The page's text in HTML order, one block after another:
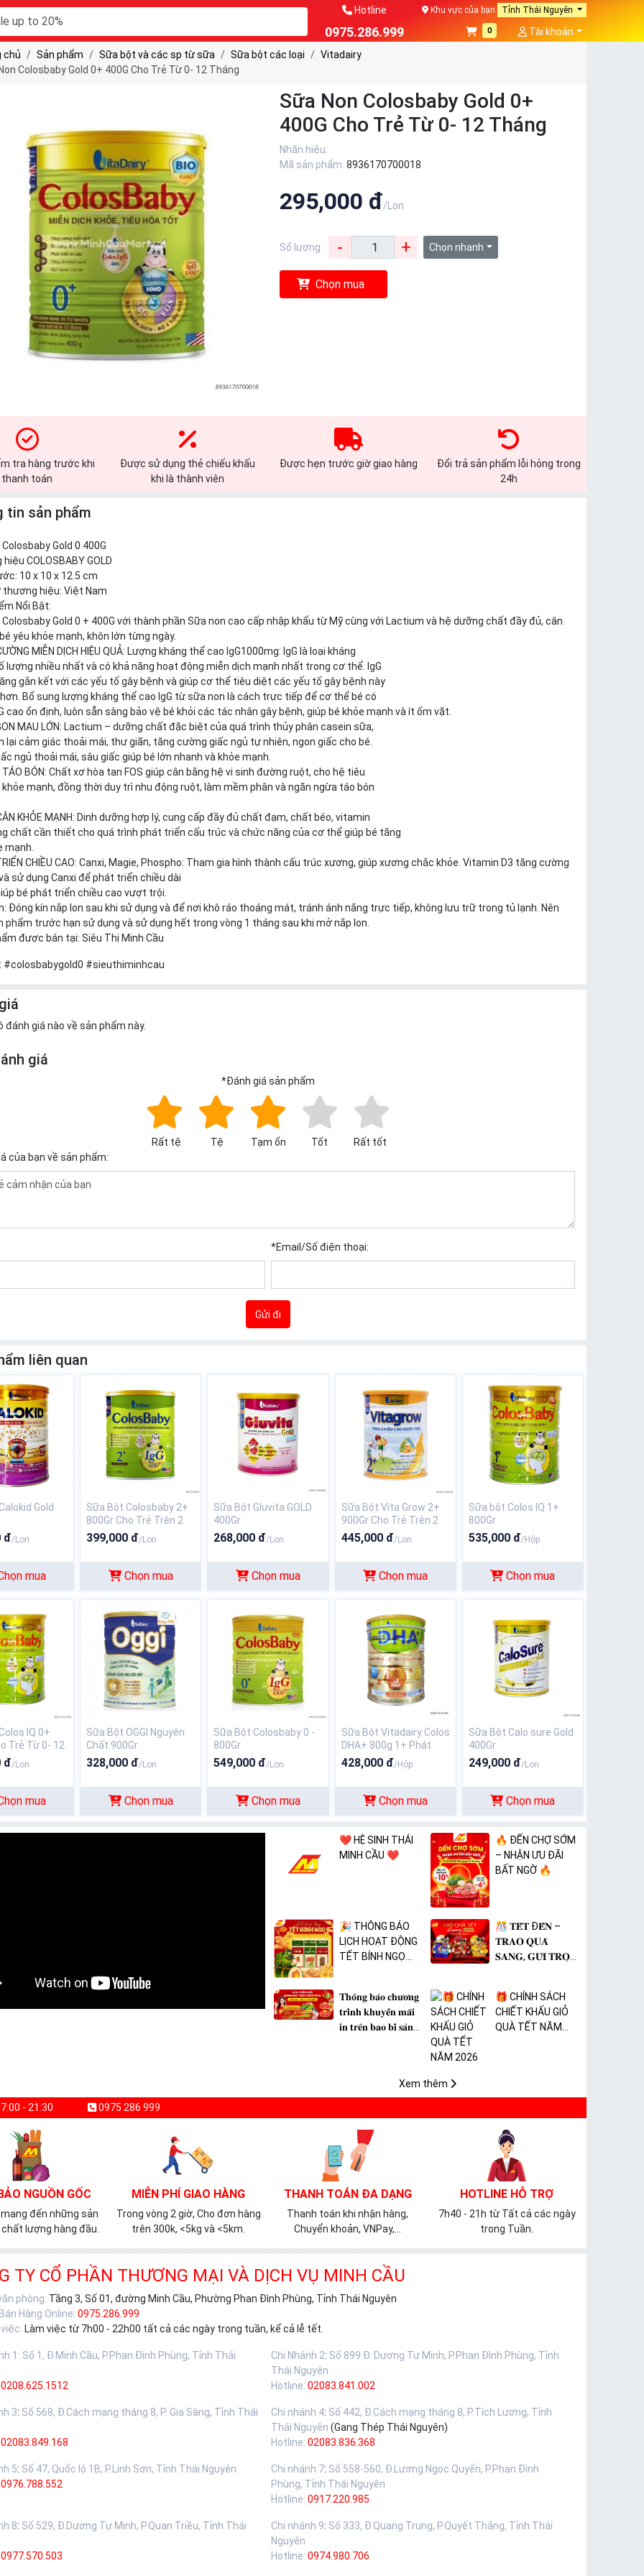
Hotline
0975.286.999
Khu vực của bạn Tỉnh Thái Nguyên
0 Tài khoản
chủ Sản phẩm Sữa bột và các sp từ sữa Sữa bột các loại
Vitadairy
Colosbaby Gold 0+ 400G Cho Trẻ Từ 0- 12 Tháng
Sữa Non Colosbaby Gold 0+
400G Cho Trẻ Từ 0- 12 Tháng
Nhãn hiệu:
Mã sản phẩm: 8936170700018
295,000 đ/Lon
Số lượng: - + Chọn nhanh
Chọn mua
tra hàng trước khi
thanh toán
Được sử dụng thẻ chiếu khấu
khi là thành viên
Được hẹn trước giờ giao hàng
Đổi trả sản phẩm lỗi hỏng trong
24h
tin sản phẩm
Gold 0 400G
COLOSBABY GOLD
10 x 10 x 12.5 cm
thương hiệu: Việt Nam
Nổi Bật:
Colosbaby Gold 0 + 400G với thành phần Sữa non cao cấp nhập khẩu từ Mỹ cùng với Lactium và hệ dưỡng chất đầy đủ, cân
yêu khỏe mạnh, khôn lớn từng ngày.
MIỄN DỊCH HIỆU QUẢ: Lượng kháng thể cao IgG1000mg: IgG là loại kháng
lượng nhiều nhất và có khả năng hoạt động miễn dịch mạnh nhất trong cơ thể. IgG
gắn kết với các yếu tố gây bệnh và giúp cơ thể tiêu diệt các yếu tố gây bệnh này
Bổ sung lượng kháng thể cao IgG từ sữa non là cách trực tiếp để cơ thể bé có
cao ổn định, luôn sẵn sàng bảo vệ bé khỏi các tác nhân gây bệnh, giúp bé khỏe mạnh và ít ốm vặt.
MAU LỚN: Lactium – dưỡng chất đặc biệt của quá trình thủy phân casein sữa,
lại cảm giác thoải mái, thư giãn, tăng cường giấc ngủ tự nhiên, ngon giấc cho bé.
ngủ thoải mái, sâu giấc giúp bé lớn nhanh và khỏe mạnh.
TÁO BÓN: Chất xơ hòa tan FOS giúp cân bằng hệ vi sinh đường ruột, cho hệ tiêu
khỏe mạnh, đồng thời duy trì nhu động ruột, làm mềm phân và ngăn ngừa táo bón
KHỎE MẠNH: Dinh dưỡng hợp lý, cung cấp đầy đủ chất đạm, chất béo, vitamin
chất cần thiết cho quá trình phát triển cấu trúc và chức năng của cơ thể giúp bé tăng
mạnh.
CHIỀU CAO: Canxi, Magie, Phospho: Tham gia hình thành cấu trúc xương, giúp xương chắc khỏe. Vitamin D3 tăng cường
sử dụng Canxi để phát triển chiều dài
bé phát triển chiều cao vượt trội.
Đóng kín nắp lon sau khi sử dụng và để nơi khô ráo thoáng mát, tránh ánh nắng trực tiếp, không lưu trữ trong tủ lạnh. Nên
phẩm trước hạn sử dụng và sử dụng hết trong vòng 1 tháng sau khi mở nắp lon.
được bán tại: Siêu Thị Minh Cầu
#colosbabygold0 #sieuthiminhcau
đánh giá nào về sản phẩm này.
giá
*Đánh giá sản phẩm
Rất tệ Tệ Tạm ổn Tốt
Rất tốt
của bạn về sản phẩm:
*Email/Số điện thoại:
Gửi đi
liên quan
Gold
đ/Lon
mua
Sữa Bột Colosbaby 2+
800Gr Cho Trẻ Trên 2
Tuổi
399,000 đ/Lon
Chọn mua
Sữa Bột Gluvita GOLD
400Gr
268,000 đ/Lon
Chọn mua
Sữa Bột Vita Grow 2+
900Gr Cho Trẻ Trên 2
Tuổi
445,000 đ/Lon
Chọn mua
Sữa bột Colos IQ 1+
800Gr
535,000 đ/Hộp
Chọn mua
IQ 0+
Trẻ Từ 0- 12
đ/Lon
mua
Sữa Bột OGGI Nguyên
Chất 900Gr
328,000 đ/Lon
Chọn mua
Sữa Bột Colosbaby 0 -
800Gr
549,000 đ/Lon
Chọn mua
Sữa Bột Vitadairy Colos
DHA+ 800g 1+ Phát
Triển Bộ Não - Tăng
Cường Đề Kháng
428,000 đ/Hộp
Chọn mua
Sữa Bột Calo sure Gold
400Gr
249,000 đ/Lon
Chọn mua
❤️ HỆ SINH THÁI
MINH CẦU ❤️
🔥 ĐẾN CHỢ SỚM
– NHẬN ƯU ĐÃI
BẤT NGỜ 🔥
🎉 THÔNG BÁO
LỊCH HOẠT ĐỘNG
TẾT BÍNH NGỌ
🎊 𝐓𝐄̂́𝐓 Đ𝐄̂́𝐍 –
𝐓𝐑𝐀𝐎 𝐐𝐔𝐀̀
𝐒𝐀𝐍𝐆, 𝐆𝐔̛̉𝐈 𝐓𝐑𝐎̣𝐍
𝐓𝐡𝐨̂𝐧𝐠 𝐛𝐚́𝐨 𝐜𝐡𝐮̛𝐨̛𝐧𝐠
𝐭𝐫𝐢̀𝐧𝐡 𝐤𝐡𝐮𝐲𝐞̂́𝐧 𝐦𝐚̃𝐢
𝐢𝐧 𝐭𝐫𝐞̂𝐧 𝐛𝐚𝐨 𝐛𝐢̀ 𝐬𝐚̉𝐧
🎁 CHÍNH SÁCH
CHIẾT KHẤU GIỎ
QUÀ TẾT NĂM
Xem thêm
- 21:30 0975 286 999
NGUỒN GỐC
đến những sản
lượng hàng đầu.
MIỄN PHÍ GIAO HÀNG
Trong vòng 2 giờ, Cho đơn hàng
trên 300k, <5kg và <5km.
THANH TOÁN ĐA DẠNG
Thanh toán khi nhận hàng,
Chuyển khoản, VNPay,...
HOTLINE HỖ TRỢ
7h40 - 21h từ Tất cả các ngày
trong Tuần.
TY CỔ PHẦN THƯƠNG MẠI VÀ DỊCH VỤ MINH CẦU
phòng: Tầng 3, Số 01, đường Minh Cầu, Phường Phan Đình Phùng, Tỉnh Thái Nguyên
Hàng Online: 0975.286.999
Làm việc từ 7h00 - 22h00 tất cả các ngày trong tuần, kể cả lễ tết.
1 : Số 1, Đ.Minh Cầu, P.Phan Đình Phùng, Tỉnh Thái
0208.625.1512
Chi Nhánh 2: Số 899 Đ. Dương Tự Minh, P.Phan Đình Phùng, Tỉnh
Thái Nguyên
Hotline: 02083.841.002
3: Số 568, Đ.Cách mạng tháng 8, P. Gia Sàng, Tỉnh Thái
02083.849.168
Chi nhánh 4: Số 442, Đ.Cách mạng tháng 8, P.Tích Lương, Tỉnh
Thái Nguyên (Gang Thép Thái Nguyên)
Hotline: 02083.836.368
5: Số 47, Quốc lộ 1B, P.Linh Sơn, Tỉnh Thái Nguyên
0976.788.552
Chi nhánh 7: Số 558-560, Đ.Lương Ngọc Quyến, P.Phan Đình
Phùng, Tỉnh Thái Nguyên
Hotline: 0917.220.985
8: Số 529, Đ.Dương Tự Minh, P.Quan Triều, Tỉnh Thái
0977.570.503
Chi nhánh 9: Số 333, Đ.Quang Trung, P.Quyết Thắng, Tỉnh Thái
Nguyên
Hotline: 0974.980.706